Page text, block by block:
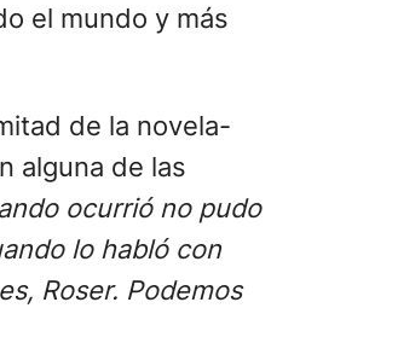
el mundo y más
de la novela-
alguna de las
ocurrió no pudo
lo habló con
Roser. Podemos